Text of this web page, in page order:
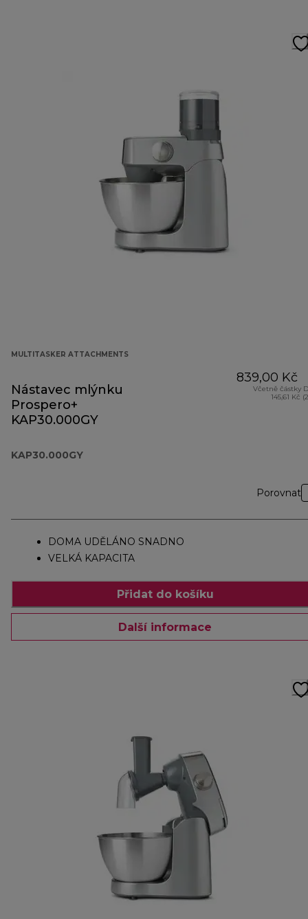
MULTITASKER ATTACHMENTS
Nástavec mlýnku
Prospero+
KAP30.000GY
KAP30.000GY
839,00 Kč
Včetně částky
145,61 Kč
Porovnat
DOMA UDĚLÁNO SNADNO
VELKÁ KAPACITA
Přidat do košíku
Další informace